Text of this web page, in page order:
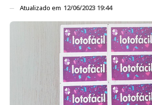
Atualizado em 12/06/2023 19:44